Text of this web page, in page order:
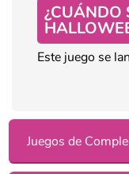
¿CUÁNDO
Este juego se